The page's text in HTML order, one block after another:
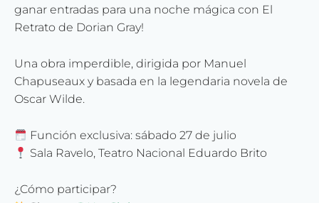
ganar entradas para una noche mágica con El
Retrato de Dorian Gray!
Una obra imperdible, dirigida por Manuel
Chapuseaux y basada en la legendaria novela de
Oscar Wilde.
Función exclusiva: sábado 27 de julio
Sala Ravelo, Teatro Nacional Eduardo Brito
¿Cómo participar?